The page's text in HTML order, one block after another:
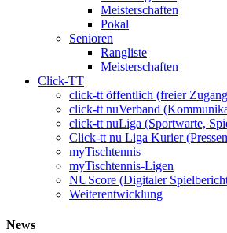
Meisterschaften
Pokal
Senioren
Rangliste
Meisterschaften
Click-TT
click-tt öffentlich (freier
click-tt nuVerband
click-tt nuLiga (Sportwarte,
Click-tt nu Liga Kurier
myTischtennis
myTischtennis-Ligen
NUScore (Digitaler
Weiterentwicklung
News